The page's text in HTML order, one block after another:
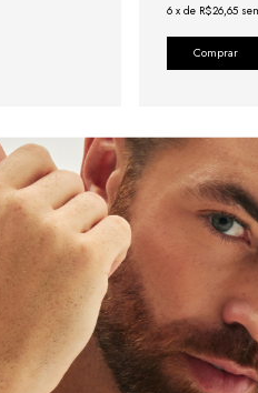
6 x de R$26,65
Comprar